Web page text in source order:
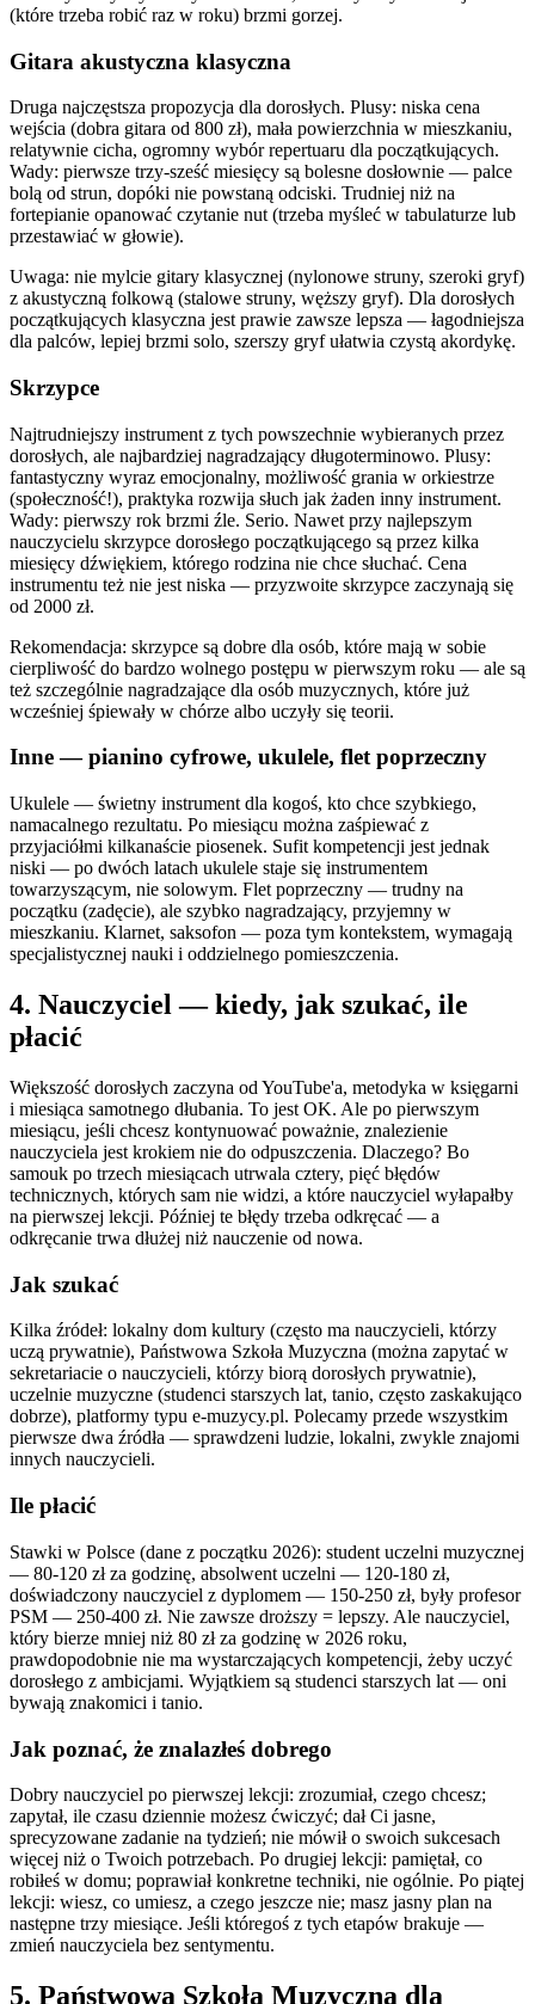
(które trzeba robić raz w roku) brzmi gorzej.
Gitara akustyczna klasyczna
Druga najczęstsza propozycja dla dorosłych. Plusy: niska cena
wejścia (dobra gitara od 800 zł), mała powierzchnia w mieszkaniu,
relatywnie cicha, ogromny wybór repertuaru dla początkujących.
Wady: pierwsze trzy-sześć miesięcy są bolesne dosłownie — palce
bolą od strun, dopóki nie powstaną odciski. Trudniej niż na
fortepianie opanować czytanie nut (trzeba myśleć w tabulaturze lub
przestawiać w głowie).
Uwaga: nie mylcie gitary klasycznej (nylonowe struny, szeroki gryf)
z akustyczną folkową (stalowe struny, węższy gryf). Dla dorosłych
początkujących klasyczna jest prawie zawsze lepsza — łagodniejsza
dla palców, lepiej brzmi solo, szerszy gryf ułatwia czystą akordykę.
Skrzypce
Najtrudniejszy instrument z tych powszechnie wybieranych przez
dorosłych, ale najbardziej nagradzający długoterminowo. Plusy:
fantastyczny wyraz emocjonalny, możliwość grania w orkiestrze
(społeczność!), praktyka rozwija słuch jak żaden inny instrument.
Wady: pierwszy rok brzmi źle. Serio. Nawet przy najlepszym
nauczycielu skrzypce dorosłego początkującego są przez kilka
miesięcy dźwiękiem, którego rodzina nie chce słuchać. Cena
instrumentu też nie jest niska — przyzwoite skrzypce zaczynają się
od 2000 zł.
Rekomendacja: skrzypce są dobre dla osób, które mają w sobie
cierpliwość do bardzo wolnego postępu w pierwszym roku — ale są
też szczególnie nagradzające dla osób muzycznych, które już
wcześniej śpiewały w chórze albo uczyły się teorii.
Inne — pianino cyfrowe, ukulele, flet poprzeczny
Ukulele — świetny instrument dla kogoś, kto chce szybkiego,
namacalnego rezultatu. Po miesiącu można zaśpiewać z
przyjaciółmi kilkanaście piosenek. Sufit kompetencji jest jednak
niski — po dwóch latach ukulele staje się instrumentem
towarzyszącym, nie solowym. Flet poprzeczny — trudny na
początku (zadęcie), ale szybko nagradzający, przyjemny w
mieszkaniu. Klarnet, saksofon — poza tym kontekstem, wymagają
specjalistycznej nauki i oddzielnego pomieszczenia.
4. Nauczyciel — kiedy, jak szukać, ile
płacić
Większość dorosłych zaczyna od YouTube'a, metodyka w księgarni
i miesiąca samotnego dłubania. To jest OK. Ale po pierwszym
miesiącu, jeśli chcesz kontynuować poważnie, znalezienie
nauczyciela jest krokiem nie do odpuszczenia. Dlaczego? Bo
samouk po trzech miesiącach utrwala cztery, pięć błędów
technicznych, których sam nie widzi, a które nauczyciel wyłapałby
na pierwszej lekcji. Później te błędy trzeba odkręcać — a
odkręcanie trwa dłużej niż nauczenie od nowa.
Jak szukać
Kilka źródeł: lokalny dom kultury (często ma nauczycieli, którzy
uczą prywatnie), Państwowa Szkoła Muzyczna (można zapytać w
sekretariacie o nauczycieli, którzy biorą dorosłych prywatnie),
uczelnie muzyczne (studenci starszych lat, tanio, często zaskakująco
dobrze), platformy typu e-muzycy.pl. Polecamy przede wszystkim
pierwsze dwa źródła — sprawdzeni ludzie, lokalni, zwykle znajomi
innych nauczycieli.
Ile płacić
Stawki w Polsce (dane z początku 2026): student uczelni muzycznej
— 80-120 zł za godzinę, absolwent uczelni — 120-180 zł,
doświadczony nauczyciel z dyplomem — 150-250 zł, były profesor
PSM — 250-400 zł. Nie zawsze droższy = lepszy. Ale nauczyciel,
który bierze mniej niż 80 zł za godzinę w 2026 roku,
prawdopodobnie nie ma wystarczających kompetencji, żeby uczyć
dorosłego z ambicjami. Wyjątkiem są studenci starszych lat — oni
bywają znakomici i tanio.
Jak poznać, że znalazłeś dobrego
Dobry nauczyciel po pierwszej lekcji: zrozumiał, czego chcesz;
zapytał, ile czasu dziennie możesz ćwiczyć; dał Ci jasne,
sprecyzowane zadanie na tydzień; nie mówił o swoich sukcesach
więcej niż o Twoich potrzebach. Po drugiej lekcji: pamiętał, co
robiłeś w domu; poprawiał konkretne techniki, nie ogólnie. Po piątej
lekcji: wiesz, co umiesz, a czego jeszcze nie; masz jasny plan na
następne trzy miesiące. Jeśli któregoś z tych etapów brakuje —
zmień nauczyciela bez sentymentu.
5. Państwowa Szkoła Muzyczna dla